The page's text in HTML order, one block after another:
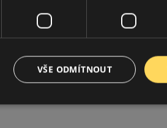
VŠE ODMÍTNOUT